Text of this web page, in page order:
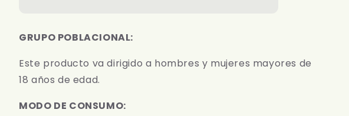
600
|
X30,
X120
600
|
X30,
X120
GRUPO POBLACIONAL:
Este producto va dirigido a hombres y mujeres mayores de
18 años de edad.
MODO DE CONSUMO: